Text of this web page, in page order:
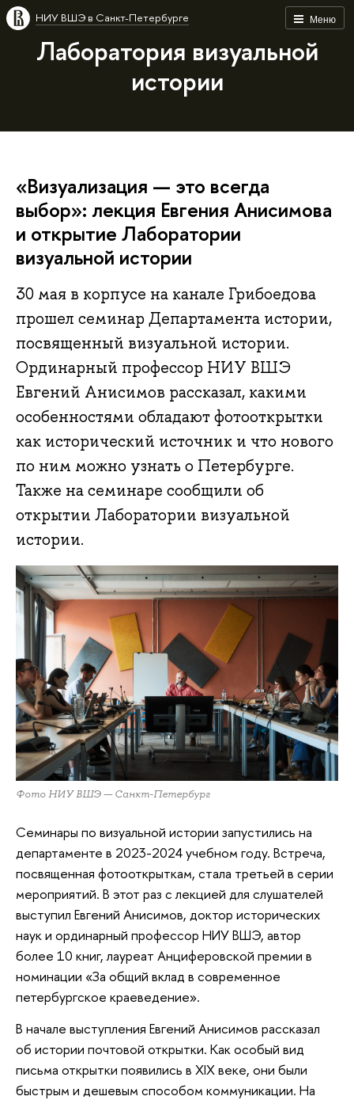
Меню
НИУ ВШЭ в Санкт-Петербурге
Лаборатория визуальной
истории
«Визуализация — это всегда
выбор»: лекция Евгения Анисимова
и открытие Лаборатории
визуальной истории
30 мая в корпусе на канале Грибоедова
прошел семинар Департамента истории,
посвященный визуальной истории.
Ординарный профессор НИУ ВШЭ
Евгений Анисимов рассказал, какими
особенностями обладают фотооткрытки
как исторический источник и что нового
по ним можно узнать о Петербурге.
Также на семинаре сообщили об
открытии Лаборатории визуальной
истории.
Фото НИУ ВШЭ — Санкт-Петербург
Семинары по визуальной истории запустились на
департаменте в 2023-2024 учебном году. Встреча,
посвященная фотооткрыткам, стала третьей в серии
мероприятий. В этот раз с лекцией для слушателей
выступил Евгений Анисимов, доктор исторических
наук и ординарный профессор НИУ ВШЭ, автор
более 10 книг, лауреат Анциферовской премии в
номинации «За общий вклад в современное
петербургское краеведение».
В начале выступления Евгений Анисимов рассказал
об истории почтовой открытки. Как особый вид
письма открытки появились в XIX веке, они были
быстрым и дешевым способом коммуникации. На